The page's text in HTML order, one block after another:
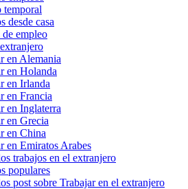
temporal
desde casa
de empleo
en Alemania
en Holanda
en Irlanda
en Francia
en Inglaterra
en Grecia
en China
en Emiratos Arabes
trabajos en el extranjero
populares
post sobre Trabajar en el extranjero